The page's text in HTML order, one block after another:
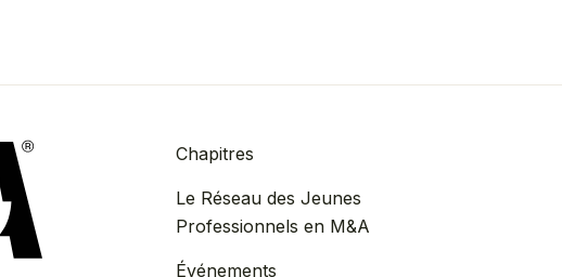
Chapitres
Le Réseau des Jeunes
Professionnels en M&A
Événements